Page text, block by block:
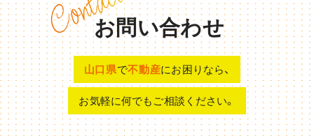
お問い合わせ
山口県で不動産にお困りなら、
お気軽に何でもご相談ください。